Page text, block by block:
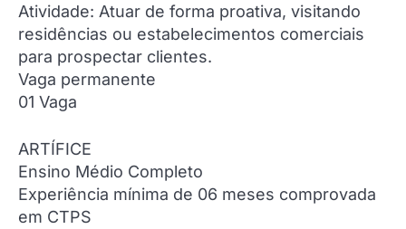
Atividade: Atuar de forma proativa, visitando
residências ou estabelecimentos comerciais
para prospectar clientes.
Vaga permanente
01 Vaga
ARTÍFICE
Ensino Médio Completo
Experiência mínima de 06 meses comprovada
em CTPS